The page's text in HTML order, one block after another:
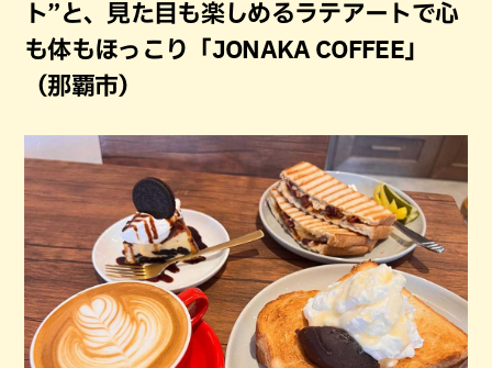
ト”と、見た目も楽しめるラテアートで心
も体もほっこり「JONAKA COFFEE」
（那覇市）